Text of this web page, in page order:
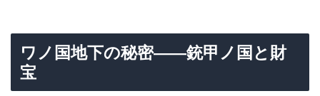
ワノ国地下の秘密——銃甲ノ国と財
宝